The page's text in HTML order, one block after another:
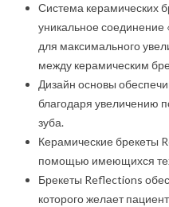
Система керамических
уникальное соединение
для максимального
между керамическим
Дизайн основы
благодаря увеличению
зуба.
Керамические брекеты
помощью имеющихся
Брекеты Reflections
которого желает